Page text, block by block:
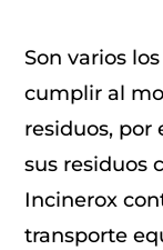
Son varios
cumplir al
residuos, por
sus residuos
Incinerox
transporte